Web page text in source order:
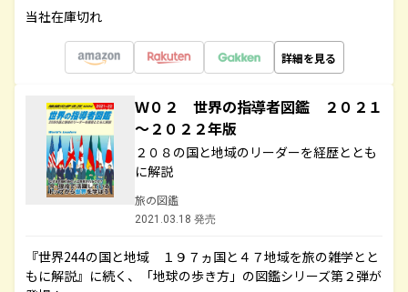
当社在庫切れ
詳細を見る
Ｗ０２ 世界の指導者図鑑 ２０２１
～２０２２年版
２０８の国と地域のリーダーを経歴ととも
に解説
旅の図鑑
2021.03.18 発売
『世界244の国と地域 １９７ヵ国と４７地域を旅の雑学とと
もに解説』に続く、「地球の歩き方」の図鑑シリーズ第２弾が